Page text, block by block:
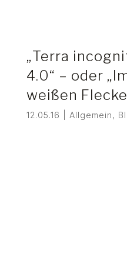
„Terra
4.0“ – oder
weißen
12.05.16 Allgemein,